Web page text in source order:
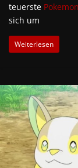
teuerste Pokemon
sich um
Weiterlesen